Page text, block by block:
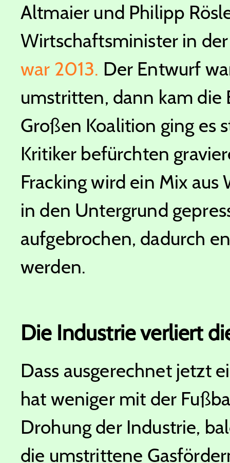
Altmaier und Philipp
Wirtschaftsminister in
war 2013. Der Entwurf
umstritten, dann kam die
Großen Koalition ging es
Kritiker befürchten
Fracking wird ein Mix aus
in den Untergrund
aufgebrochen, dadurch
werden.
Die Industrie verliert
Dass ausgerechnet jetzt
hat weniger mit der
Drohung der Industrie,
die umstrittene